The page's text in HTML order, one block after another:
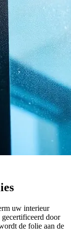
uw interieur
door
de folie aan de